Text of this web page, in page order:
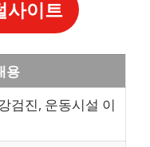
사이트
용
검진, 운동시설 이